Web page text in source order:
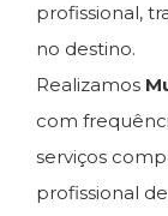
profissional,
no destino.
Realizamos
com
serviços
profissional